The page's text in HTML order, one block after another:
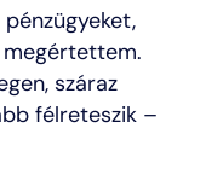
száraz
félreteszik –